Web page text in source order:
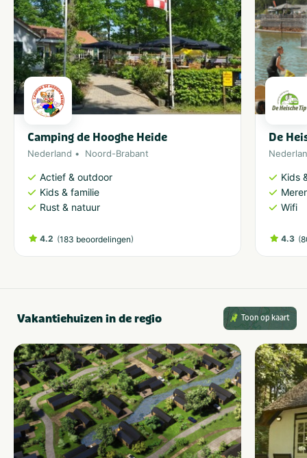
Camping de Hooghe Heide
Nederland Noord-Brabant
Actief & outdoor
Kids & familie
Rust & natuur
4.2 (183 beoordelingen)
De
Kids
Wifi
4.3 (
Vakantiehuizen in de regio Toon op kaart